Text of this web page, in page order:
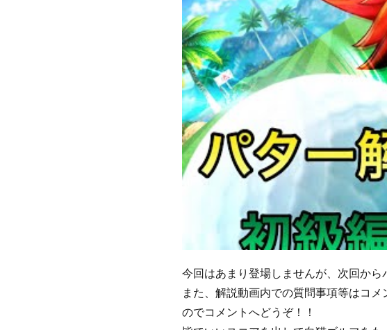
今回はあまり登場しませんが、次回から
また、解説動画内での質問事項等はコ
のでコメントへどうぞ！！